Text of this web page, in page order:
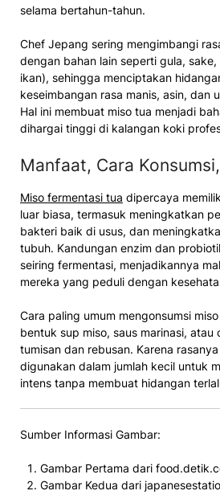
selama bertahun-tahun.
Chef Jepang sering mengimbangi
dengan bahan lain seperti gula,
ikan), sehingga menciptakan
keseimbangan rasa manis, asin, dan
Hal ini membuat miso tua menjadi
dihargai tinggi di kalangan koki
Manfaat, Cara
Miso fermentasi tua dipercaya
luar biasa, termasuk meningkatkan
bakteri baik di usus, dan
tubuh. Kandungan enzim dan
seiring fermentasi, menjadikannya
mereka yang peduli dengan
Cara paling umum mengonsumsi
bentuk sup miso, saus marinasi, atau
tumisan dan rebusan. Karena
digunakan dalam jumlah kecil untuk
intens tanpa membuat hidangan
Sumber Informasi Gambar:
Gambar Pertama dari
Gambar Kedua dari